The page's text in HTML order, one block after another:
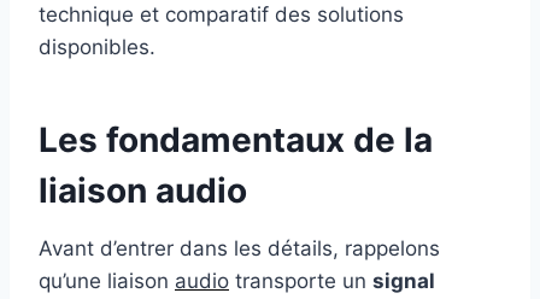
technique et comparatif des solutions
disponibles.
Les fondamentaux de la
liaison audio
Avant d’entrer dans les détails, rappelons
qu’une liaison audio transporte un signal